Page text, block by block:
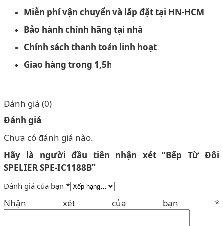
Miễn phí vận chuyển và lắp đặt tại HN-HCM
Bảo hành chính hãng tại nhà
Chính sách thanh toán linh hoạt
Giao hàng trong 1,5h
Đánh giá (0)
Đánh giá
Chưa có đánh giá nào.
Hãy là người đầu tiên nhận xét “Bếp Từ Đôi
SPELIER SPE-IC1188B”
Đánh giá của bạn *
Nhận xét của bạn *